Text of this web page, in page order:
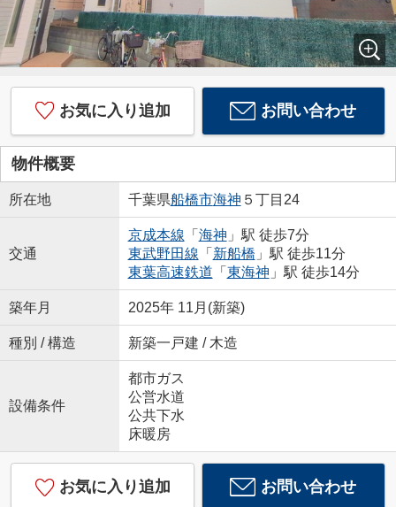
お気に入り追加 お問い合わせ
物件概要
所在地 千葉県船橋市海神 ５丁目24
交通
京成本線 「 海神 」駅 徒歩7分
東武野田線 「 新船橋 」駅 徒歩11分
東葉高速鉄道 「 東海神 」駅 徒歩14分
築年月 2025年 11月(新築)
種別 / 構造 新築一戸建 / 木造
設備条件
都市ガス
公営水道
公共下水
床暖房
お気に入り追加 お問い合わせ